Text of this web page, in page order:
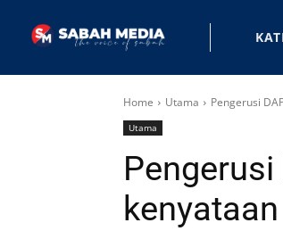
Home Utama Pengerusi
Utama